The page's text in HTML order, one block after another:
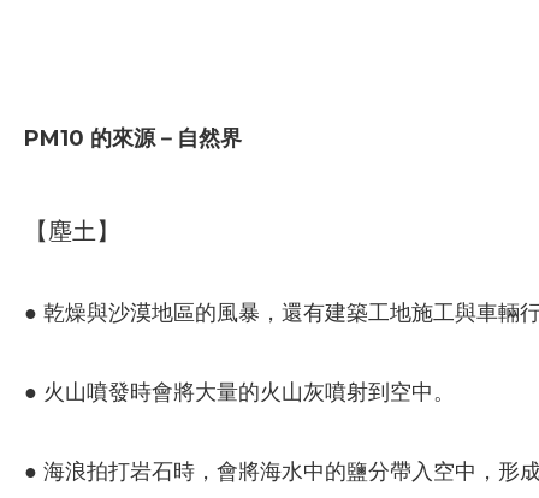
PM10 的來源－自然界
【塵土】
● 乾燥與沙漠地區的風暴，還有建築工地施工與車輛
● 火山噴發時會將大量的火山灰噴射到空中。
● 海浪拍打岩石時，會將海水中的鹽分帶入空中，形